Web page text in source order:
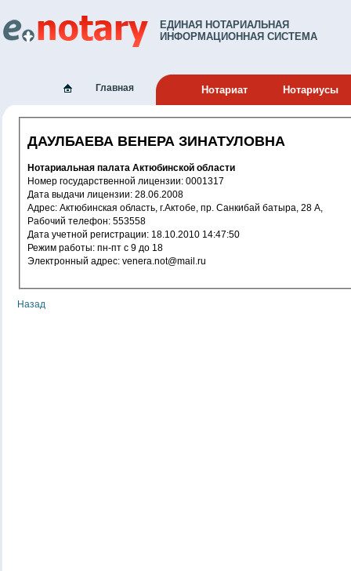
ЕДИНАЯ НОТАРИАЛЬНАЯ
ИНФОРМАЦИОННАЯ СИСТЕМА
Главная Нотариат Нотариусы
ДАУЛБАЕВА ВЕНЕРА ЗИНАТУЛОВНА
Нотариальная палата Актюбинской области
Номер государственной лицензии: 0001317
Дата выдачи лицензии: 28.06.2008
Адрес: Актюбинская область, г.Актобе, пр. Санкибай батыра, 28 А,
Рабочий телефон: 553558
Дата учетной регистрации: 18.10.2010 14:47:50
Режим работы: пн-пт с 9 до 18
Электронный адрес: venera.not@mail.ru
Назад